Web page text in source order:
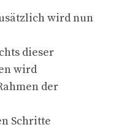
wird nun
dieser
wird
der
Schritte